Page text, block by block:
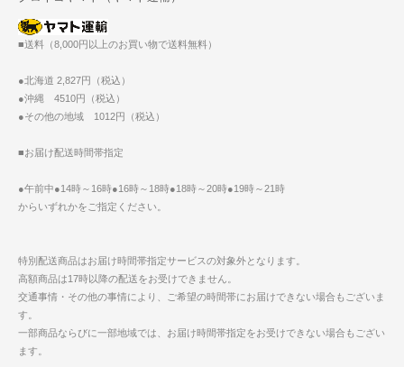
■送料（8,000円以上のお買い物で送料無料）
●北海道 2,827円（税込）
●沖縄 4510円（税込）
●その他の地域 1012円（税込）
■お届け配送時間帯指定
●午前中●14時～16時●16時～18時●18時～20時●19時～21時
からいずれかをご指定ください。
特別配送商品はお届け時間帯指定サービスの対象外となります。
高額商品は17時以降の配送をお受けできません。
交通事情・その他の事情により、ご希望の時間帯にお届けできない場合もございま
す。
一部商品ならびに一部地域では、お届け時間帯指定をお受けできない場合もござい
ます。